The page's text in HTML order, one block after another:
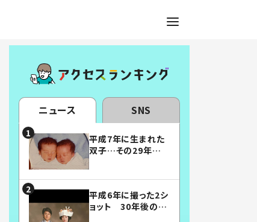
ニュース SNS
平成7年に生まれた
双子…その29年後
平成6年に撮った2シ
ョット 30年後の姿